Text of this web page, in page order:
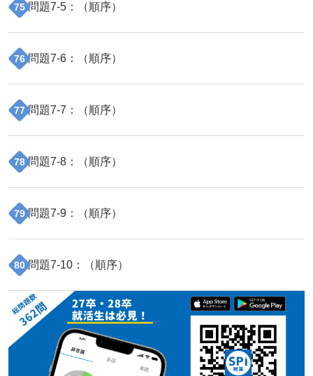
75 問題7-5 ：（順序）
76 問題7-6 ：（順序）
77 問題7-7 ：（順序）
78 問題7-8 ：（順序）
79 問題7-9 ：（順序）
80 問題7-10 ：（順序）